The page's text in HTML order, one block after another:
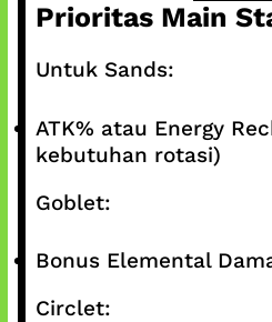
Prioritas Main
Untuk Sands:
ATK% atau Energy
kebutuhan rotasi)
Goblet:
Bonus Elemental
Circlet: